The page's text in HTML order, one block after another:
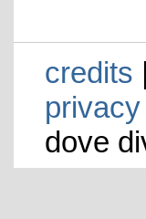
credits |
privacy
dove